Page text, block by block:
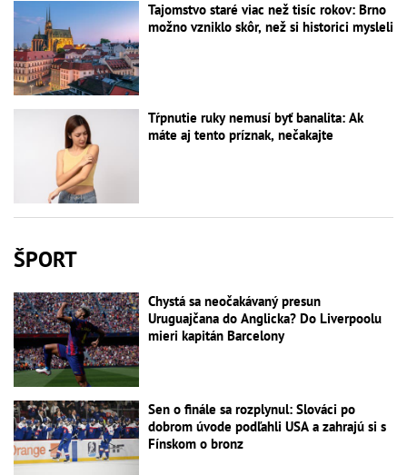
Tajomstvo staré viac než tisíc rokov: Brno
možno vzniklo skôr, než si historici mysleli
Tŕpnutie ruky nemusí byť banalita: Ak
máte aj tento príznak, nečakajte
ŠPORT
Chystá sa neočakávaný presun
Uruguajčana do Anglicka? Do Liverpoolu
mieri kapitán Barcelony
Sen o finále sa rozplynul: Slováci po
dobrom úvode podľahli USA a zahrajú si s
Fínskom o bronz